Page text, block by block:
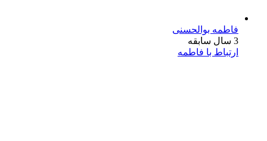
فاطمه بوالحسنی
3 سال سابقه
ارتباط با فاطمه